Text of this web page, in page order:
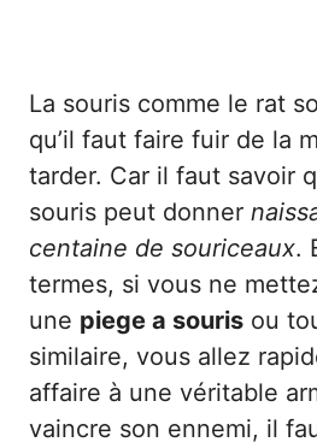
La souris comme le rat
qu’il faut faire fuir de la
tarder. Car il faut savoir
souris peut donner
centaine de souriceaux.
termes, si vous ne
une piege a souris ou
similaire, vous allez
affaire à une véritable
vaincre son ennemi, il